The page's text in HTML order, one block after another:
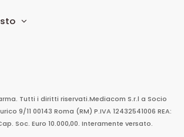
Tutti i diritti riservati.Mediacom S.r.l a Socio
9/11 00143 Roma (RM) P.IVA 12432541006 REA:
Soc. Euro 10.000,00. Interamente versato.